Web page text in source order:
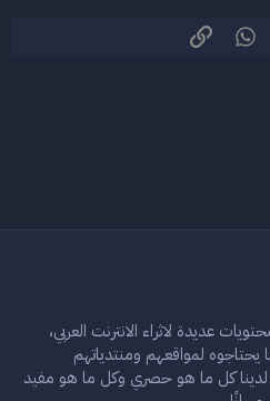
Reddit
WhatsApp
الرابط
عديدة لاثراء الانترنت العربي،
يحتاجوه لمواقعهم ومنتدياتهم
لدينا كل ما هو حصري وكل ما هو مفيد